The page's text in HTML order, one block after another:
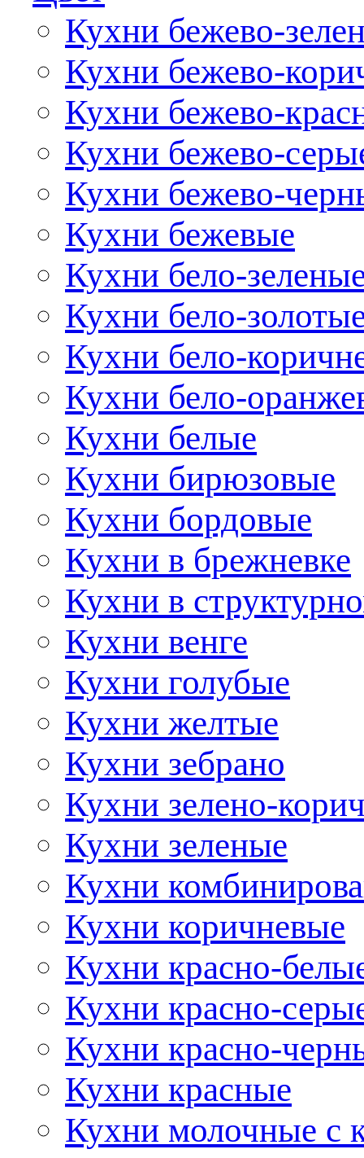
Кухни бежево-
Кухни бежево-
Кухни бежево-
Кухни бежево-
Кухни бежево-
Кухни бежевые
Кухни бело-
Кухни бело-
Кухни бело-
Кухни бело-
Кухни белые
Кухни бирюзовые
Кухни бордовые
Кухни в брежневке
Кухни в
Кухни венге
Кухни голубые
Кухни желтые
Кухни зебрано
Кухни зелено-
Кухни зеленые
Кухни
Кухни коричневые
Кухни красно-
Кухни красно-
Кухни красно-
Кухни красные
Кухни молочные с